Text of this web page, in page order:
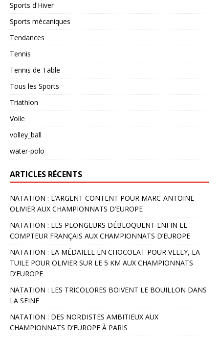
Sports d'Hiver
Sports mécaniques
Tendances
Tennis
Tennis de Table
Tous les Sports
Triathlon
Voile
volley_ball
water-polo
ARTICLES RÉCENTS
NATATION : L’ARGENT CONTENT POUR MARC-ANTOINE
OLIVIER AUX CHAMPIONNATS D’EUROPE
NATATION : LES PLONGEURS DÉBLOQUENT ENFIN LE
COMPTEUR FRANÇAIS AUX CHAMPIONNATS D’EUROPE
NATATION : LA MÉDAILLE EN CHOCOLAT POUR VELLY, LA
TUILE POUR OLIVIER SUR LE 5 KM AUX CHAMPIONNATS
D’EUROPE
NATATION : LES TRICOLORES BOIVENT LE BOUILLON DANS
LA SEINE
NATATION : DES NORDISTES AMBITIEUX AUX
CHAMPIONNATS D’EUROPE À PARIS